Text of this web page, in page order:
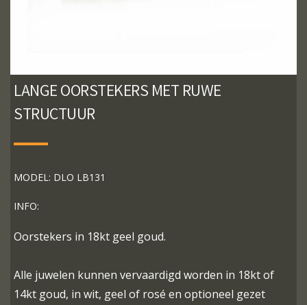
LANGE OORSTEKERS MET RUWE
STRUCTUUR
MODEL: DLO LB131
INFO:
Oorstekers in 18kt geel goud.
Alle juwelen kunnen vervaardigd worden in 18kt of
14kt goud, in wit, geel of rosé en optioneel gezet